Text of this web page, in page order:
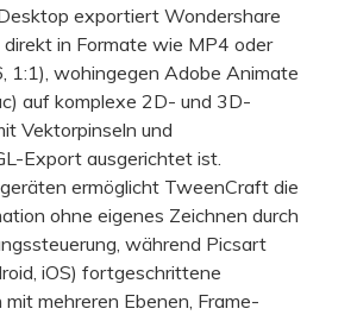
exportiert Wondershare
direkt in Formate wie MP4 oder
1:1), wohingegen Adobe Animate
auf komplexe 2D- und 3D-
Vektorpinseln und
Export ausgerichtet ist.
ermöglicht TweenCraft die
ohne eigenes Zeichnen durch
während Picsart
iOS) fortgeschrittene
mehreren Ebenen, Frame-